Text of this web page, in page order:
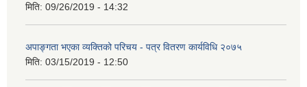
मिति: 09/26/2019 - 14:32
अपाङ्गता भएका व्यक्तिको परिचय - पत्र वितरण कार्यविधि २०७५
मिति: 03/15/2019 - 12:50